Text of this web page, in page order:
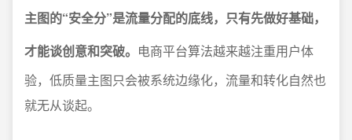
主图的“安全分”是流量分配的底线，只有先做好基础，
才能谈创意和突破。 电商平台算法越来越注重用户体
验，低质量主图只会被系统边缘化，流量和转化自然也
就无从谈起。